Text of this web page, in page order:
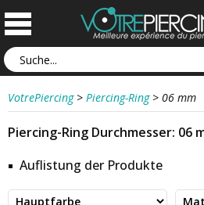
VotrePiercing > Piercing-Ring > 06 mm
Piercing-Ring Durchmesser: 06
Auflistung der Produkte